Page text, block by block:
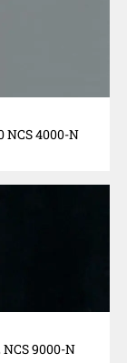
NCS 4000-N
NCS 9000-N